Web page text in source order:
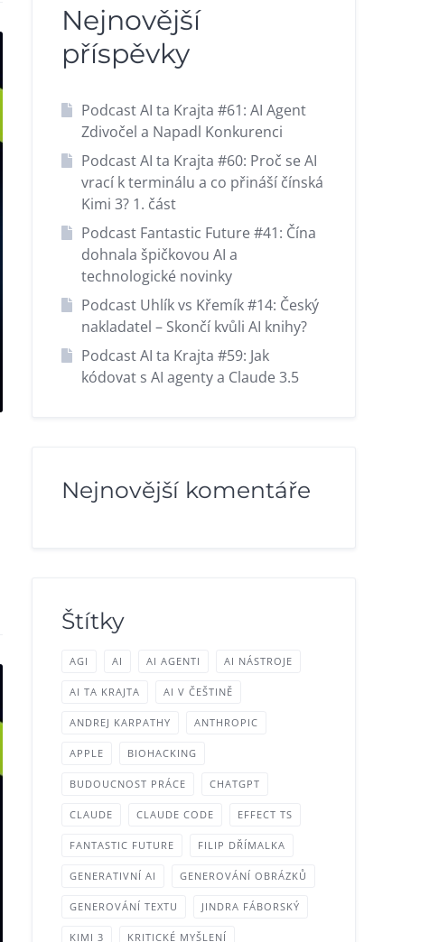
Nejnovější
příspěvky
Podcast AI ta Krajta #61: AI Agent
Zdivočel a Napadl Konkurenci
Podcast AI ta Krajta #60: Proč se AI
vrací k terminálu a co přináší čínská
Kimi 3? 1. část
Podcast Fantastic Future #41: Čína
dohnala špičkovou AI a
technologické novinky
Podcast Uhlík vs Křemík #14: Český
nakladatel – Skončí kvůli AI knihy?
Podcast AI ta Krajta #59: Jak
kódovat s AI agenty a Claude 3.5
Nejnovější komentáře
Štítky
AGI AI AI AGENTI AI NÁSTROJE
AI TA KRAJTA AI V ČEŠTINĚ
ANDREJ KARPATHY ANTHROPIC
APPLE BIOHACKING
BUDOUCNOST PRÁCE CHATGPT
CLAUDE CLAUDE CODE EFFECT TS
FANTASTIC FUTURE FILIP DŘÍMALKA
GENERATIVNÍ AI GENEROVÁNÍ OBRÁZKŮ
GENEROVÁNÍ TEXTU JINDRA FÁBORSKÝ
KIMI 3 KRITICKÉ MYŠLENÍ